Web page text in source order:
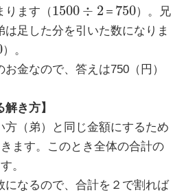
ります（1500 ÷ 2 ＝ 750）。兄
足した分を引いた数になりま
）。
金なので、答えは750（円）
き方】
方（弟）と同じ金額にするため
ます。このとき全体の合計の
。
になるので、合計を２で割れば